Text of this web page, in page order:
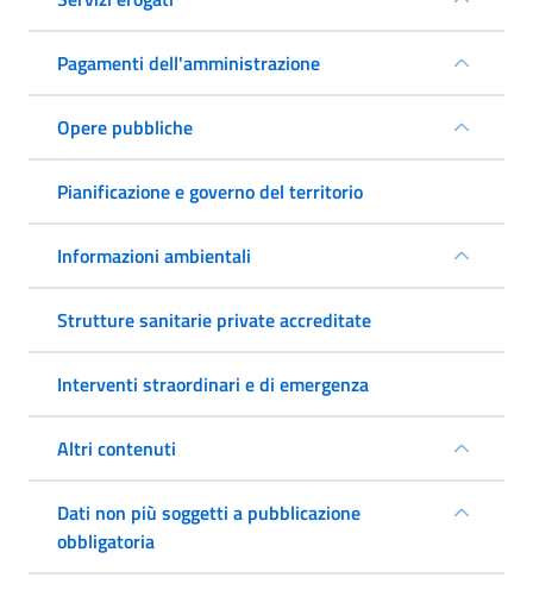
Pagamenti dell'amministrazione
Opere pubbliche
Pianificazione e governo del territorio
Informazioni ambientali
Strutture sanitarie private accreditate
Interventi straordinari e di emergenza
Altri contenuti
Dati non più soggetti a pubblicazione
obbligatoria